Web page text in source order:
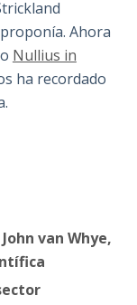
Ahora
Nullius in
ha recordado
van Whye,